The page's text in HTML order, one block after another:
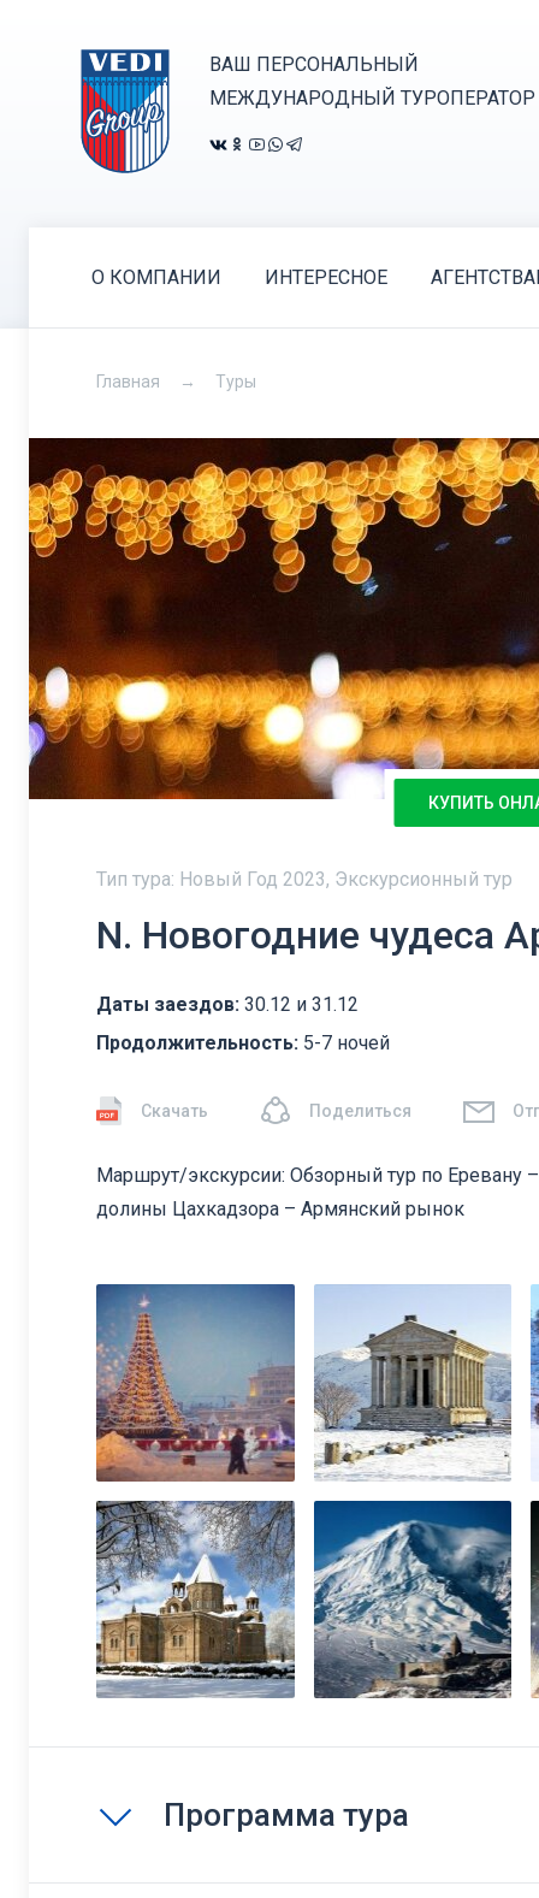
ВАШ ПЕРСОНАЛЬНЫЙ
МЕЖДУНАРОДНЫЙ ТУРОПЕРАТОР
О КОМПАНИИ ИНТЕРЕСНОЕ
Главная Туры
КУПИТЬ
Тип тура: Новый Год 2023, Экскурсионный тур
N. Новогодние чудеса
Даты заездов: 30.12 и 31.12
Продолжительность: 5-7 ночей
Скачать Поделиться
Маршрут/экскурсии: Обзорный тур по
долины Цахкадзора – Армянский рынок
Программа тура